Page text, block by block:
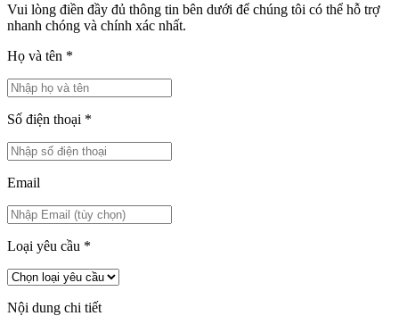
Vui lòng điền đầy đủ thông tin bên dưới để chúng tôi có thể hỗ trợ
nhanh chóng và chính xác nhất.
Họ và tên *
Số điện thoại *
Email
Loại yêu cầu *
Nội dung chi tiết